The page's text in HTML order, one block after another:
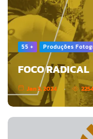
55 + Produções
FOCO RADICAL
Jan 3, 2024